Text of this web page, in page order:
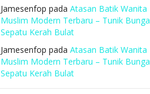
Jamesenfop pada Atasan Batik Wanita
Muslim Modern Terbaru – Tunik Bunga
Sepatu Kerah Bulat
Jamesenfop pada Atasan Batik Wanita
Muslim Modern Terbaru – Tunik Bunga
Sepatu Kerah Bulat